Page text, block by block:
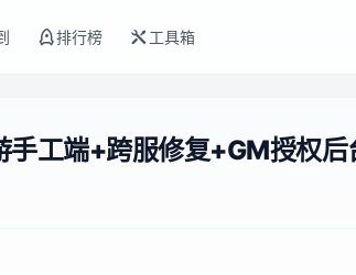
排行榜 工具箱
手工端+跨服修复+GM授权